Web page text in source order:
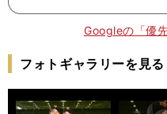
Googleの「優
フォトギャラリーを見る